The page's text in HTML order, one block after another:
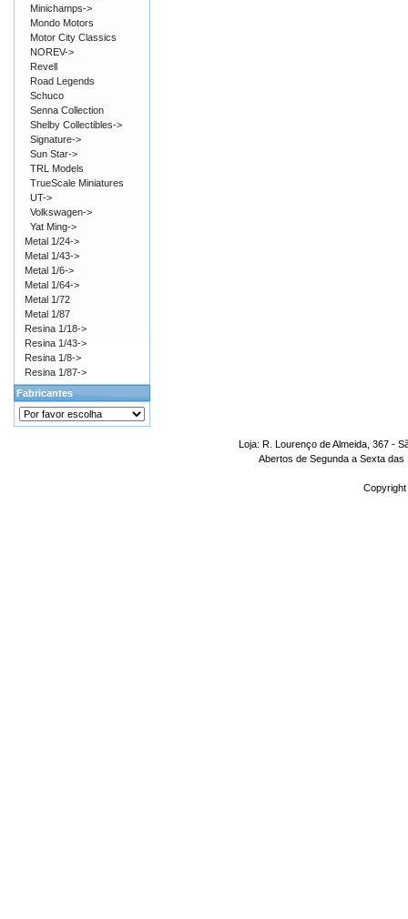
Minichamps->
Mondo Motors
Motor City Classics
NOREV->
Revell
Road Legends
Schuco
Senna Collection
Shelby Collectibles->
Signature->
Sun Star->
TRL Models
TrueScale Miniatures
UT->
Volkswagen->
Yat Ming->
Metal 1/24->
Metal 1/43->
Metal 1/6->
Metal 1/64->
Metal 1/72
Metal 1/87
Resina 1/18->
Resina 1/43->
Resina 1/8->
Resina 1/87->
Fabricantes
Loja: R. Lourenço de Almeida, 367 -
Abertos de Segunda a Sexta